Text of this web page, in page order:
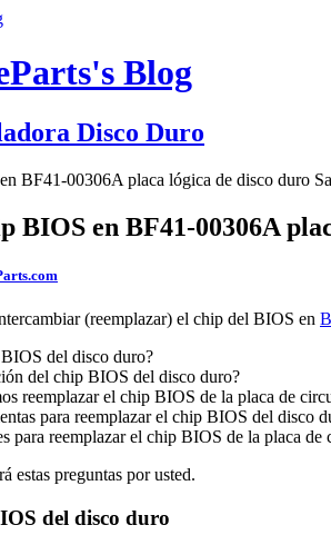
Blog
Disco Duro
BF41-00306A placa lógica de disco duro
BIOS en BF41-00306A
(reemplazar) el chip del BIOS en
del disco duro?
del chip BIOS del disco duro?
reemplazar el chip BIOS de la placa de
para reemplazar el chip BIOS del disco
para reemplazar el chip BIOS de la placa
estas preguntas por usted.
del disco duro